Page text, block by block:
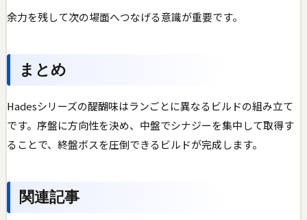
余力を残して次の場面へつなげる意識が重要です。
まとめ
Hadesシリーズの醍醐味はランごとに異なるビルドの組み立て
です。序盤に方向性を決め、中盤でシナジーを集中して取得す
ることで、終盤ボスを圧倒できるビルドが完成します。
関連記事